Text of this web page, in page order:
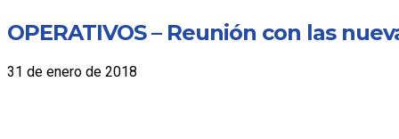
OPERATIVOS – Reunión con las
31 de enero de 2018